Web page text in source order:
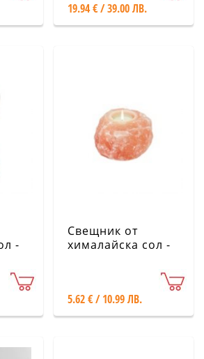
19.94 € / 39.00 ЛВ.
-
Свещник от
хималайска сол -
5.62 € / 10.99 ЛВ.